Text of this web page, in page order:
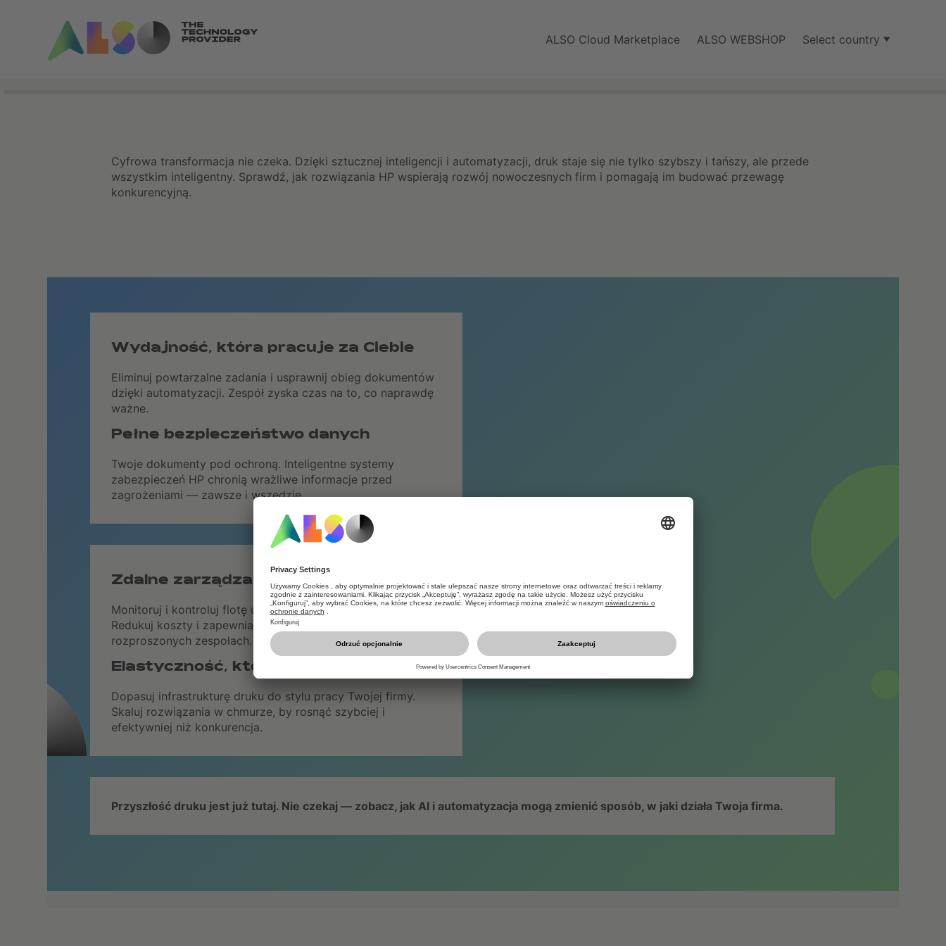
ALSO Cloud Marketplace ALSO WEBSHOP Select country
Cyfrowa transformacja nie czeka. Dzięki sztucznej inteligencji i automatyzacji, druk staje się nie tylko szybszy i tańszy, ale przede
wszystkim inteligentny. Sprawdź, jak rozwiązania HP wspierają rozwój nowoczesnych firm i pomagają im budować przewagę
konkurencyjną.
Wydajność, która pracuje za Ciebie
Eliminuj powtarzalne zadania i usprawnij obieg dokumentów
dzięki automatyzacji. Zespół zyska czas na to, co naprawdę
ważne.
Pełne bezpieczeństwo danych
Twoje dokumenty pod ochroną. Inteligentne systemy
zabezpieczeń HP chronią wrażliwe informacje przed
zagrożeniami — zawsze i wszędzie.
Zdalne zarządzanie bez ograniczeń
Monitoruj i kontroluj flotę urządzeń z dowolnego miejsca.
Redukuj koszty i zapewniaj płynność pracy nawet w
rozproszonych zespołach.
Elastyczność, która daje przewagę
Dopasuj infrastrukturę druku do stylu pracy Twojej firmy.
Skaluj rozwiązania w chmurze, by rosnąć szybciej i
efektywniej niż konkurencja.
Przyszłość druku jest już tutaj. Nie czekaj — zobacz, jak AI i automatyzacja mogą zmienić sposób, w jaki działa Twoja firma.